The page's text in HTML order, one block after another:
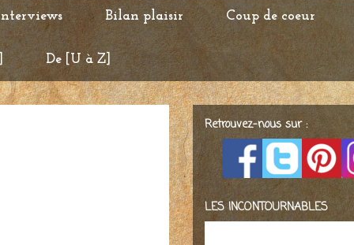
Bilan plaisir Coup de coeur
De [U à Z]
Retrouvez-nous sur :
LES INCONTOURNABLES